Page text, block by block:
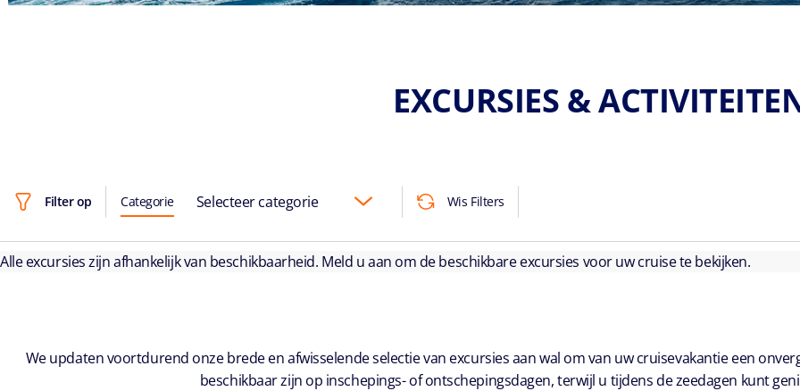
EXCURSIES &
Filter op Categorie Selecteer categorie Wis Filters
Alle excursies zijn afhankelijk van beschikbaarheid. Meld u aan om de beschikbare excursies voor uw cruise te bekijken.
We updaten voortdurend onze brede en afwisselende selectie van excursies aan wal om van uw cruisevakantie een
beschikbaar zijn op inschepings- of ontschepingsdagen, terwijl u tijdens de zeedagen kunt